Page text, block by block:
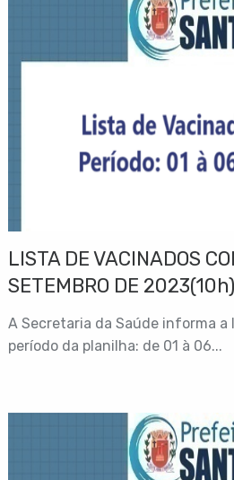
LISTA DE VACINADOS
SETEMBRO DE 2023(10h)
A Secretaria da Saúde informa
período da planilha: de 01 à 06...